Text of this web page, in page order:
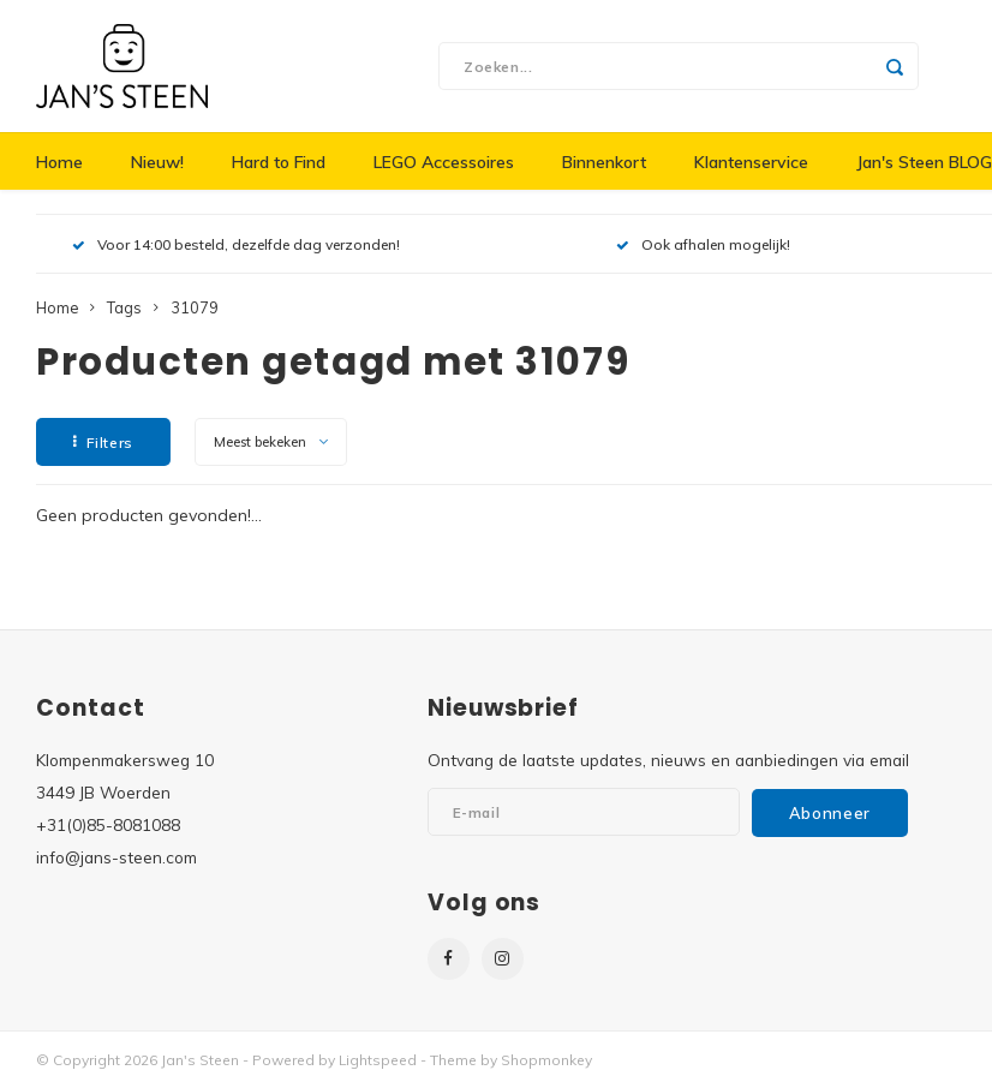
Home Nieuw! Hard to Find LEGO Accessoires Binnenkort Klantenservice Jan's Steen BLOG
Voor 14:00 besteld, dezelfde dag verzonden! Ook afhalen mogelijk!
Home Tags 31079
Producten getagd met 31079
Filters Meest bekeken
Geen producten gevonden!...
Contact
Klompenmakersweg 10
3449 JB Woerden
+31(0)85-8081088
info@jans-steen.com
Nieuwsbrief
Ontvang de laatste updates, nieuws en aanbiedingen via email
Abonneer
Volg ons
© Copyright 2026 Jan's Steen - Powered by Lightspeed - Theme by Shopmonkey